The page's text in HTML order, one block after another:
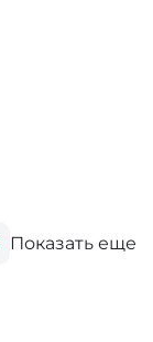
Показать еще